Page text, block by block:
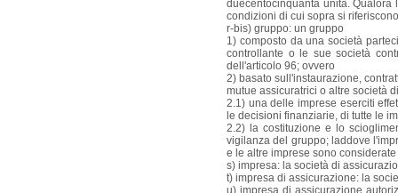
duecentocinquanta unità.
condizioni di cui sopra si
r-bis) gruppo: un gruppo
1) composto da una società
controllante o le sue società
dell'articolo 96; ovvero
2) basato sull'instaurazione,
mutue assicuratrici o altre società
2.1) una delle imprese eserciti
le decisioni finanziarie, di tutte le
2.2) la costituzione e lo
vigilanza del gruppo; laddove
e le altre imprese sono
s) impresa: la società di
t) impresa di assicurazione: la